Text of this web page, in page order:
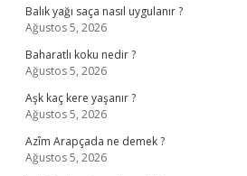
Balık yağı saça nasıl uygulanır ?
Ağustos 5, 2026
Baharatlı koku nedir ?
Ağustos 5, 2026
Aşk kaç kere yaşanır ?
Ağustos 5, 2026
Azîm Arapçada ne demek ?
Ağustos 5, 2026